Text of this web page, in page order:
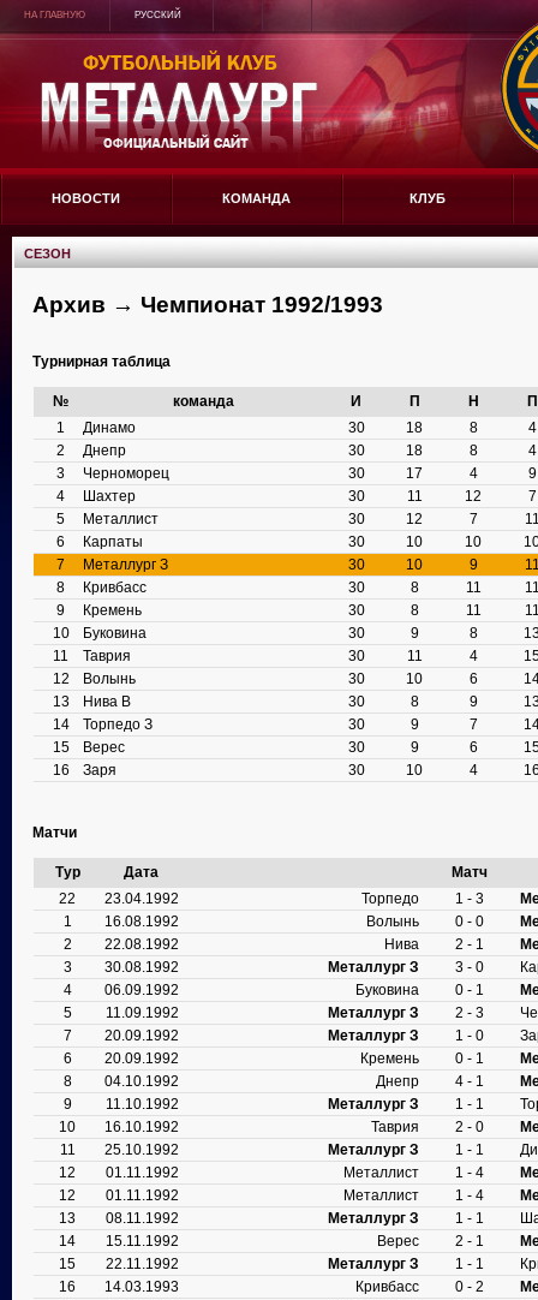
НА ГЛАВНУЮ РУССКИЙ
НОВОСТИ КОМАНДА КЛУБ
СЕЗОН
Архив → Чемпионат 1992/1993
Турнирная таблица
№ команда И П Н
П
1
Динамо 30 18 8
4
2
Днепр 30 18 8
4
3
Черноморец 30 17 4
9
4
Шахтер 30 11 12
7
5
Металлист 30 12 7
6
Карпаты 30 10 10
7
Металлург З 30 10 9
8
Кривбасс 30 8 11
9
Кремень 30 8 11
10
Буковина 30 9 8
11
Таврия 30 11 4
12
Волынь 30 10 6
13
Нива В 30 8 9
14
Торпедо З 30 9 7
15
Верес 30 9 6
16
Заря 30 10 4
Матчи
Тур Дата
Матч
22
23.04.1992 Торпедо 1 - 3
1
16.08.1992 Волынь 0 - 0
2
22.08.1992 Нива 2 - 1
3
30.08.1992 Металлург З 3 - 0
4
06.09.1992 Буковина 0 - 1
5
11.09.1992 Металлург З 2 - 3
7
20.09.1992 Металлург З 1 - 0
6
20.09.1992 Кремень 0 - 1
8
04.10.1992 Днепр 4 - 1
9
11.10.1992 Металлург З 1 - 1
10
16.10.1992 Таврия 2 - 0
11
25.10.1992 Металлург З 1 - 1
12
01.11.1992 Металлист 1 - 4
12
01.11.1992 Металлист 1 - 4
13
08.11.1992 Металлург З 1 - 1
14
15.11.1992 Верес 2 - 1
15
22.11.1992 Металлург З 1 - 1
16
14.03.1993 Кривбасс 0 - 2